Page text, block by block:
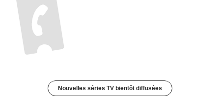
Nouvelles séries TV bientôt diffusées